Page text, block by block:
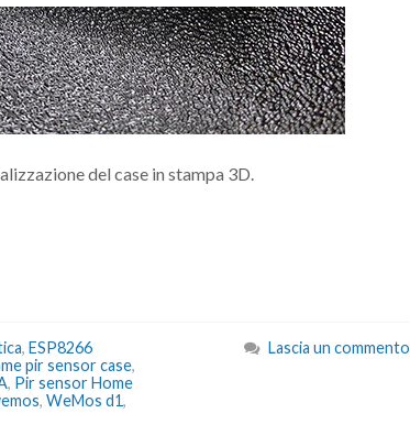
del case in stampa 3D.
, ESP8266
pir sensor case,
, Pir sensor Home
, WeMos d1,
Lascia un commento